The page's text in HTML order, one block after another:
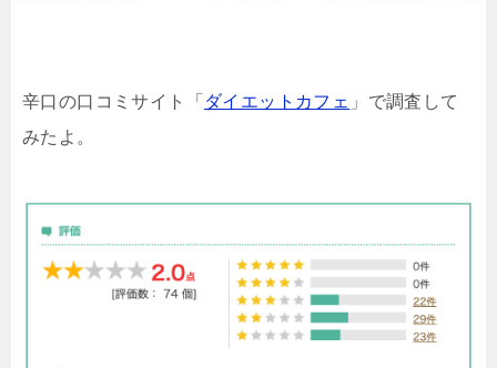
辛口の口コミサイト「 ダイエットカフェ 」で調査して
みたよ。